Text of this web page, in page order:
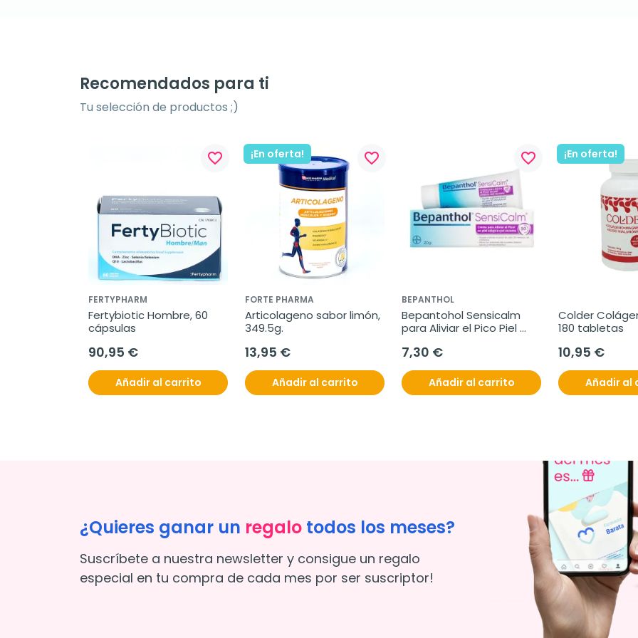
Recomendados para ti
Tu selección de productos ;)
favorite_border
FERTYPHARM
Fertybiotic Hombre, 60
cápsulas
90,95 €
Añadir al carrito
¡En oferta! favorite_border
FORTE PHARMA
Articolageno sabor limón,
349.5g.
13,95 €
Añadir al carrito
favorite_border
BEPANTHOL
Bepantohol Sensicalm
para Aliviar el Pico Piel
7,30 €
Añadir al carrito
¡En oferta!
Colder
180 tabletas
10,95 €
Añadir al
¿Quieres ganar un regalo todos los meses?
Suscríbete a nuestra newsletter y consigue un regalo
especial en tu compra de cada mes por ser suscriptor!